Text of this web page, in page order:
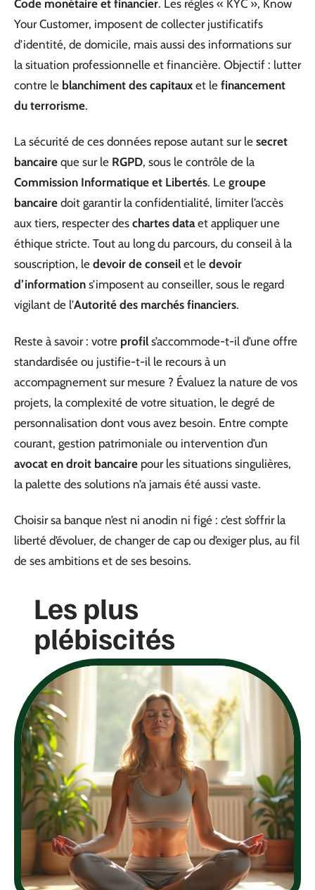
Code monétaire et financier. Les règles « KYC », Know
Your Customer, imposent de collecter justificatifs
d’identité, de domicile, mais aussi des informations sur
la situation professionnelle et financière. Objectif : lutter
contre le blanchiment des capitaux et le financement
du terrorisme.
La sécurité de ces données repose autant sur le secret
bancaire que sur le RGPD, sous le contrôle de la
Commission Informatique et Libertés. Le groupe
bancaire doit garantir la confidentialité, limiter l’accès
aux tiers, respecter des chartes dataet appliquer une
éthique stricte. Tout au long du parcours, du conseil à la
souscription, le devoir de conseil et le devoir
d’information s’imposent au conseiller, sous le regard
vigilant de l’Autorité des marchés financiers.
Reste à savoir : votre profil s’accommode-t-il d’une offre
standardisée ou justifie-t-il le recours à un
accompagnement sur mesure ? Évaluez la nature de vos
projets, la complexité de votre situation, le degré de
personnalisation dont vous avez besoin. Entre compte
courant, gestion patrimoniale ou intervention d’un
avocat en droit bancaire pour les situations singulières,
la palette des solutions n’a jamais été aussi vaste.
Choisir sa banque n’est ni anodin ni figé : c’est s’offrir la
liberté d’évoluer, de changer de cap ou d’exiger plus, au fil
de ses ambitions et de ses besoins.
Les plus
plébiscités